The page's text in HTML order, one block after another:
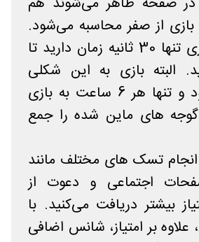
از صفر محاسبه می‌شود.
در هر دور از بازی تنها 30 ثانیه زمان دارید تا
البته بازی به این شکلی
پیشنهاد نمی‌شود و تنها هر 6 ساعت به بازی
گوجه های ماین شده را جمع
انجام تسک های مختلف مانند
اجتماعی و دعوت از
بیشتر دریافت می‌کنید. با
علاوه بر امتیاز، شانس اضافی